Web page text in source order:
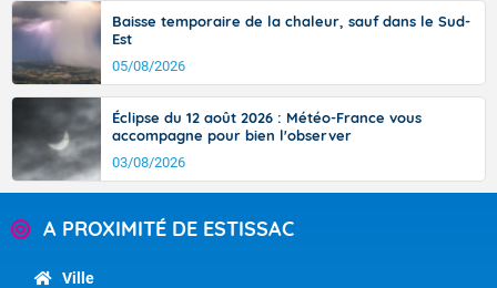
Baisse temporaire de la chaleur, sauf dans le Sud-
Est
05/08/2026
Éclipse du 12 août 2026 : Météo-France vous
accompagne pour bien l'observer
03/08/2026
A PROXIMITÉ DE ESTISSAC
Ville